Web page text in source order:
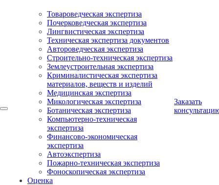
Товароведческая экспертиза
Почерковедческая экспертиза
Лингвистическая экспертиза
Техническая экспертиза документов
Автороведческая экспертиза
Cтроительно-техническая экспертиза
Землеустроительная экспертиза
Криминалистическая экспертиза
материалов, веществ и изделий
Медицинская экспертиза
Микологическая экспертиза
Ботаническая экспертиза
Компьютерно-техническая
экспертиза
Финансово-экономическая
экспертиза
Автоэкспертиза
Пожарно-техническая экспертиза
Фоноскопическая экспертиза
Оценка
Заказать